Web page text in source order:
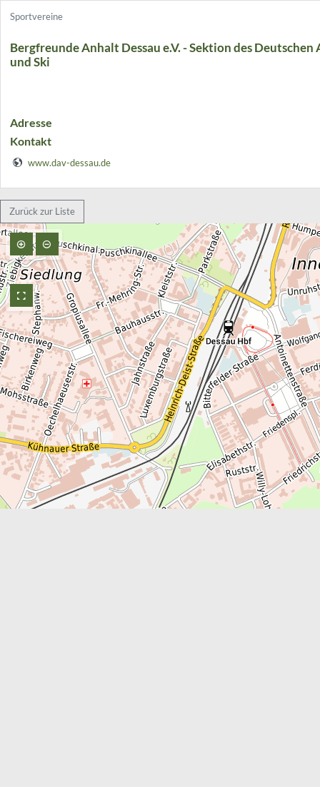
Sportvereine
Bergfreunde Anhalt Dessau e.V. - Sektion des
und Ski
Adresse
Kontakt
www.dav-dessau.de
Zurück zur Liste